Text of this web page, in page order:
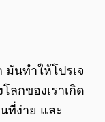
มันทำให้โปรเจ
ลกของเราเกิด
ที่ง่าย และ